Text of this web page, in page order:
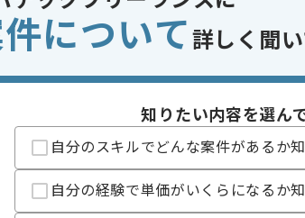
特徴
20代活躍中 , 30代活躍中 , 外国
新技術に積極的
精算条件
有
支払いサイト
15日
について 詳しく聞
知りたい内容を選ん
自分のスキルでどんな案件があるか
自分の経験で単価がいくらになるか